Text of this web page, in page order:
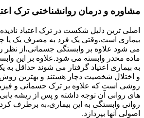
مشاوره و درمان روانشناختی ترک
اصلی ترین دلیل شکست در ترک اعتیاد
بیماری است،وقتی یک فرد به مصرف یک یا
می شود علاوه بر وابستگی جسمانی،از نظر
ماده مخدر وابسته می شود.علاوه بر این
به بیماری اعتیاد گرفتار می شوند حداقل به
و اختلال شخصیت دچار هستند و بهترین روش
روشی است که علاوه بر ترک جسمانی و
های روانی آن توجه داشته و پس از ریشه یابی
روانی وابستگی به این بیماری،به برطرف
اصولی آنها بپردازد.